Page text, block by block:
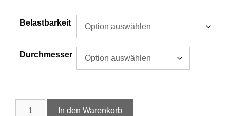
Belastbarkeit
Durchmesser
In den Warenkorb